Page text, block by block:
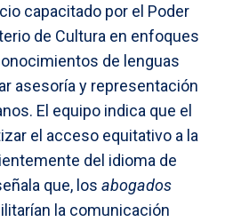
capacitado por el Poder
de Cultura en enfoques
de lenguas
asesoría y representación
El equipo indica que el
el acceso equitativo a la
del idioma de
que, los abogados
la comunicación